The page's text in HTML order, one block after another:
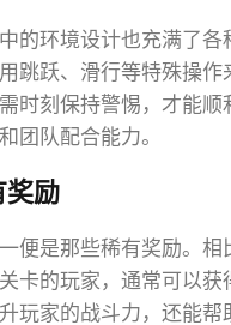
的环境设计也充满了
跳跃、滑行等特殊操
时刻保持警惕，才能
团队配合能力。
奖励
便是那些稀有奖励。
卡的玩家，通常可以
玩家的战斗力，还能